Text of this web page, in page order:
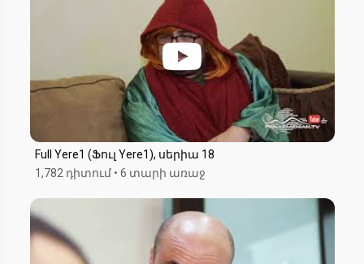
Full Yere1 (Ֆուլ Yere1), սերիա 18
1,782 դիտում• 6 տարի առաջ